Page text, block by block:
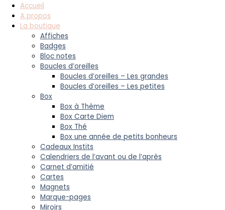
Accueil
A propos
La boutique
Affiches
Badges
Bloc notes
Boucles d’oreilles
Boucles d’oreilles – Les grandes
Boucles d’oreilles – Les petites
Box
Box à Thème
Box Carte Diem
Box Thé
Box une année de petits bonheurs
Cadeaux Instits
Calendriers de l’avant ou de l’après
Carnet d’amitié
Cartes
Magnets
Marque-pages
Miroirs